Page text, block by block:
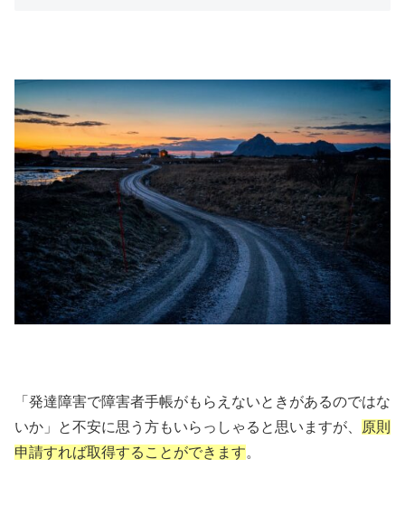
「発達障害で障害者手帳がもらえないときがあるのではな
いか」と不安に思う方もいらっしゃると思いますが、
原則
申請すれば取得することができます。